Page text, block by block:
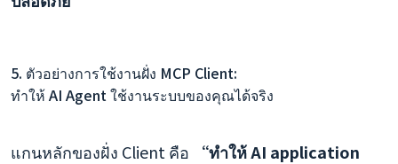
5. ตัวอย่างการใช้งานฝั่ง MCP Client:
ทำให้ AI Agent ใช้งานระบบของคุณได้จริง
แกนหลักของฝั่ง Client คือ
“ทำให้ AI application